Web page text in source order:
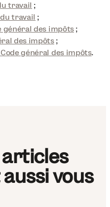
travail ;
travail ;
général des impôts;
des impôts;
général des impôts.
vous